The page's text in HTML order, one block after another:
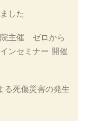
した
院主催 ゼロから
ンセミナー 開催
る死傷災害の発生